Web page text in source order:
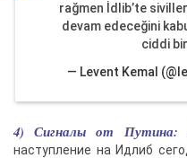
rağmen İdlib’te
devam edeceğini
ciddi
— Levent Kemal
4) Сигналы от Путина:
наступление на Идлиб